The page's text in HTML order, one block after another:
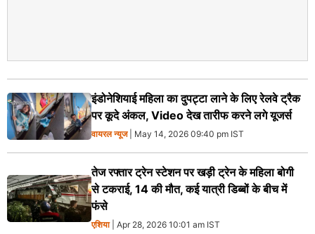
इंडोनेशियाई महिला का दुपट्टा लाने के लिए रेलवे ट्रैक
पर कूदे अंकल, Video देख तारीफ करने लगे यूजर्स
वायरल न्‍यूज| May 14, 2026 09:40 pm IST
तेज रफ्तार ट्रेन स्टेशन पर खड़ी ट्रेन के महिला बोगी
से टकराई, 14 की मौत, कई यात्री डिब्बों के बीच में
फंसे
एशिया| Apr 28, 2026 10:01 am IST